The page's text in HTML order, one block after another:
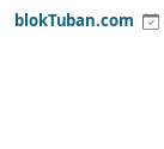
blokTuban.com